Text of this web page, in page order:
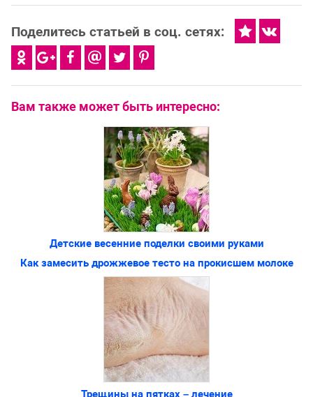
Поделитесь статьей в соц. сетях:
Вам также может быть интересно:
Детские весенние поделки своими руками
Как замесить дрожжевое тесто на прокисшем молоке
Трещины на пятках – лечение